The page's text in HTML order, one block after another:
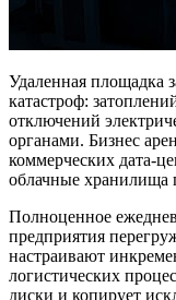
Удаленная площадка
катастроф:
отключений
органами. Бизнес
коммерческих дата-
облачные хранилища
Полноценное
предприятия
настраивают
логистических
диски и копирует